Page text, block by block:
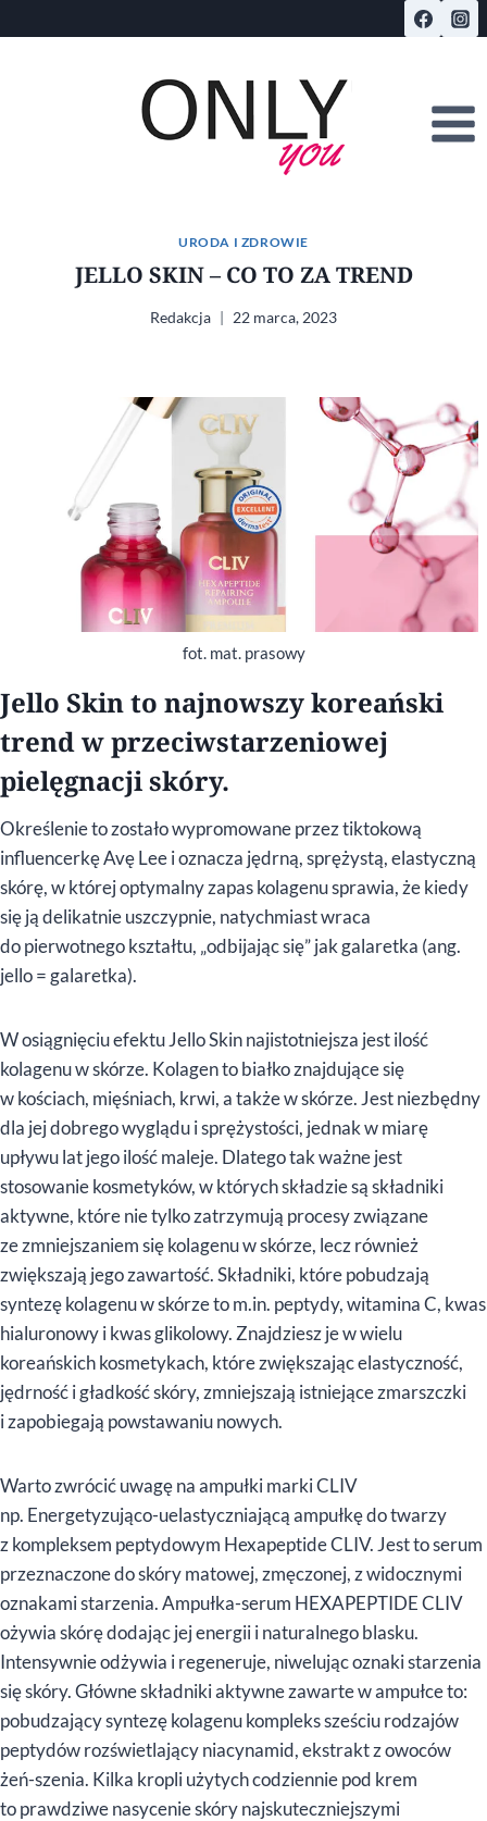
do
URODA I ZDROWIE
JELLO SKIN – CO TO ZA TREND
Redakcja 22 marca, 2023
fot. mat. prasowy
Jello Skin to najnowszy koreański
trend w przeciwstarzeniowej
pielęgnacji skóry.
Określenie to zostało wypromowane przez tiktokową
influencerkę Avę Lee i oznacza jędrną, sprężystą, elastyczną
skórę, w której optymalny zapas kolagenu sprawia, że kiedy
się ją delikatnie uszczypnie, natychmiast wraca
do pierwotnego kształtu, „odbijając się” jak galaretka (ang.
jello = galaretka).
W osiągnięciu efektu Jello Skin najistotniejsza jest ilość
kolagenu w skórze. Kolagen to białko znajdujące się
w kościach, mięśniach, krwi, a także w skórze. Jest niezbędny
dla jej dobrego wyglądu i sprężystości, jednak w miarę
upływu lat jego ilość maleje. Dlatego tak ważne jest
stosowanie kosmetyków, w których składzie są składniki
aktywne, które nie tylko zatrzymują procesy związane
ze zmniejszaniem się kolagenu w skórze, lecz również
zwiększają jego zawartość. Składniki, które pobudzają
syntezę kolagenu w skórze to m.in. peptydy, witamina C, kwas
hialuronowy i kwas glikolowy. Znajdziesz je w wielu
koreańskich kosmetykach, które zwiększając elastyczność,
jędrność i gładkość skóry, zmniejszają istniejące zmarszczki
i zapobiegają powstawaniu nowych.
Warto zwrócić uwagę na ampułki marki CLIV
np. Energetyzująco-uelastyczniającą ampułkę do twarzy
z kompleksem peptydowym Hexapeptide CLIV. Jest to serum
przeznaczone do skóry matowej, zmęczonej, z widocznymi
oznakami starzenia. Ampułka-serum HEXAPEPTIDE CLIV
ożywia skórę dodając jej energii i naturalnego blasku.
Intensywnie odżywia i regeneruje, niwelując oznaki starzenia
się skóry. Główne składniki aktywne zawarte w ampułce to:
pobudzający syntezę kolagenu kompleks sześciu rodzajów
peptydów rozświetlający niacynamid, ekstrakt z owoców
żeń-szenia. Kilka kropli użytych codziennie pod krem
to prawdziwe nasycenie skóry najskuteczniejszymi